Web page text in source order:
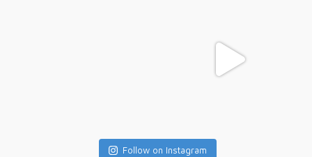
Follow on Instagram